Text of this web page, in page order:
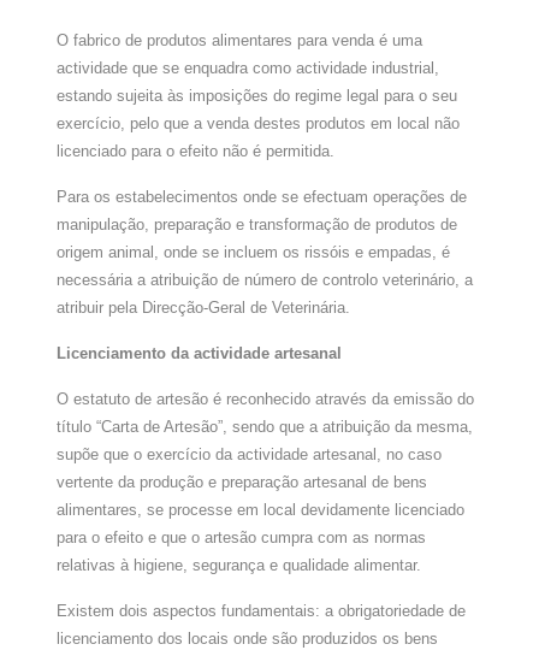
O fabrico de produtos alimentares para venda é uma
actividade que se enquadra como actividade industrial,
estando sujeita às imposições do regime legal para o seu
exercício, pelo que a venda destes produtos em local não
licenciado para o efeito não é permitida.
Para os estabelecimentos onde se efectuam operações de
manipulação, preparação e transformação de produtos de
origem animal, onde se incluem os rissóis e empadas, é
necessária a atribuição de número de controlo veterinário, a
atribuir pela Direcção-Geral de Veterinária.
Licenciamento da actividade artesanal
O estatuto de artesão é reconhecido através da emissão do
título “Carta de Artesão”, sendo que a atribuição da mesma,
supõe que o exercício da actividade artesanal, no caso
vertente da produção e preparação artesanal de bens
alimentares, se processe em local devidamente licenciado
para o efeito e que o artesão cumpra com as normas
relativas à higiene, segurança e qualidade alimentar.
Existem dois aspectos fundamentais: a obrigatoriedade de
licenciamento dos locais onde são produzidos os bens